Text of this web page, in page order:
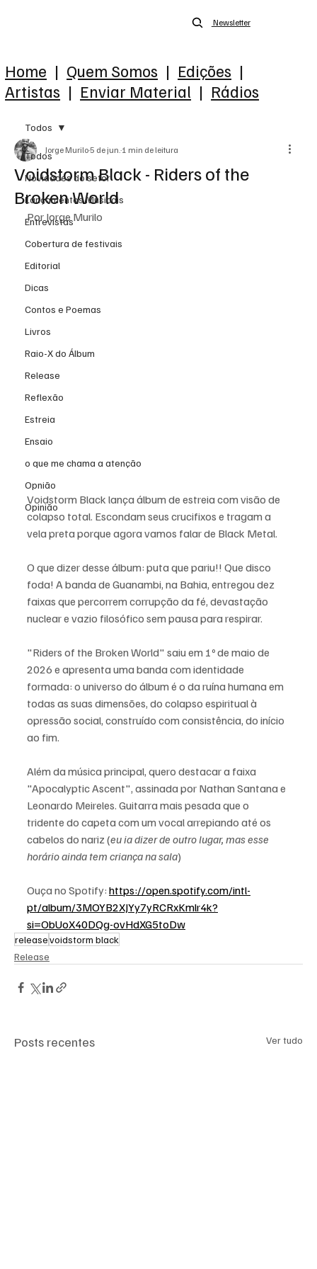
Newsletter
Home | Quem Somos | Edições |
Artistas | Enviar Material | Rádios
Todos
Novidades do setor
Lançamentos Musicais
Entrevistas
Cobertura de festivais
Editorial
Dicas
Contos e Poemas
Livros
Raio-X do Álbum
Release
Reflexão
Estreia
Ensaio
o que me chama a atenção
Opnião
Opinião
Todos
Voidstorm Black - Riders of the
Broken World
Jorge Murilo5 de jun. 1 min de leitura
Por Jorge Murilo
Voidstorm Black lança álbum de estreia com visão de
colapso total. Escondam seus crucifixos e tragam a
vela preta porque agora vamos falar de Black Metal.
O que dizer desse álbum: puta que pariu!! Que disco
foda! A banda de Guanambi, na Bahia, entregou dez
faixas que percorrem corrupção da fé, devastação
nuclear e vazio filosófico sem pausa para respirar.
"Riders of the Broken World" saiu em 1º de maio de
2026 e apresenta uma banda com identidade
formada: o universo do álbum é o da ruína humana em
todas as suas dimensões, do colapso espiritual à
opressão social, construído com consistência, do início
ao fim.
Além da música principal, quero destacar a faixa
"Apocalyptic Ascent", assinada por Nathan Santana e
Leonardo Meireles. Guitarra mais pesada que o
tridente do capeta com um vocal arrepiando até os
cabelos do nariz (eu ia dizer de outro lugar, mas esse
horário ainda tem criança na sala)
Ouça no Spotify: https://open.spotify.com/intl-
pt/album/3MOYB2XJYy7yRCRxKmlr4k?
si=ObUoX40DQg-ovHdXG5toDw
releasevoidstorm black
Release
Posts recentes Ver tudo